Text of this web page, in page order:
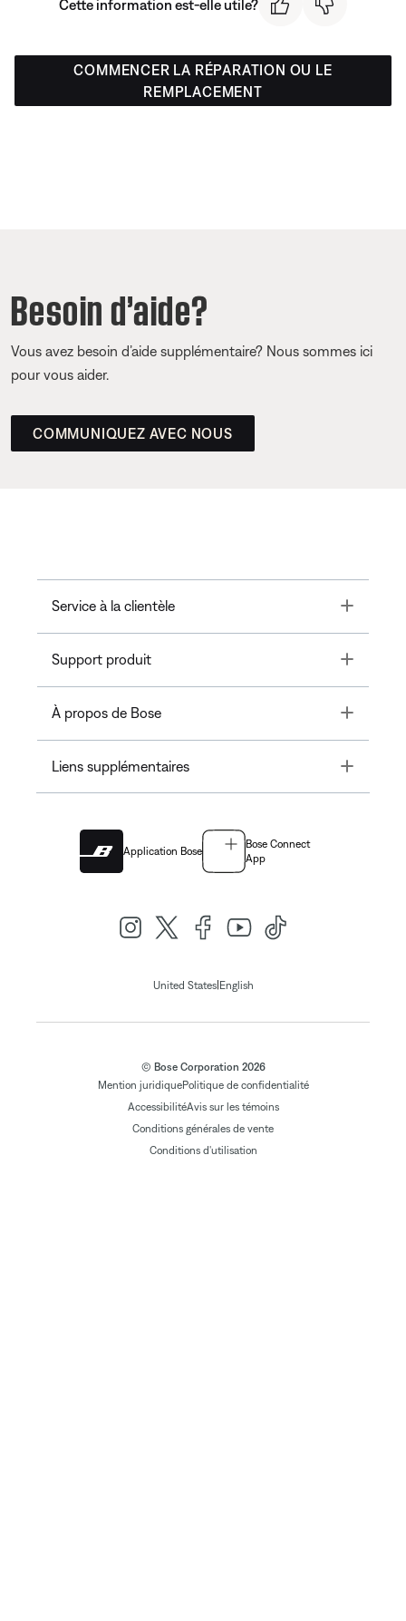
Cette information est-elle utile?
COMMENCER LA RÉPARATION OU LE
REMPLACEMENT
Besoin d’aide?
Vous avez besoin d’aide supplémentaire? Nous sommes ici
pour vous aider.
COMMUNIQUEZ AVEC NOUS
Service à la clientèle Toggle
Support produit Toggle
À propos de Bose Toggle
Liens supplémentaires Toggle
Application Bose
Bose Connect
App
United States| English
© Bose Corporation 2026
Mention juridiquePolitique de confidentialité
AccessibilitéAvis sur les témoins
Conditions générales de vente
Conditions d'utilisation